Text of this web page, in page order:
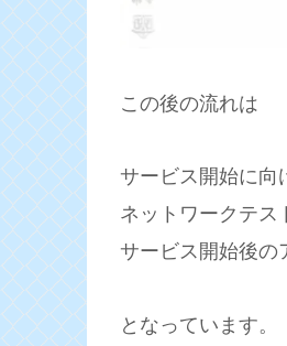
この後の流れは
サービス開始に向
ネットワークテス
サービス開始後の
となっています。